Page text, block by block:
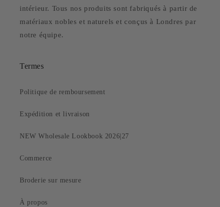
intérieur. Tous nos produits sont fabriqués à partir de
matériaux nobles et naturels et conçus à Londres par
notre équipe.
Termes
Politique de remboursement
Expédition et livraison
NEW Wholesale Lookbook 2026|27
Commerce
Broderie sur mesure
À propos